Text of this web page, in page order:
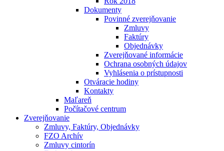
Dokumenty
Povinné zverejňovanie
Zmluvy
Faktúry
Objednávky
Zverejňované informácie
Ochrana osobných údajov
Vyhlásenia o prístupnosti
Otváracie hodiny
Kontakty
Maľareň
Počítačové centrum
Zverejňovanie
Zmluvy, Faktúry, Objednávky
FZO Archív
Zmluvy cintorín